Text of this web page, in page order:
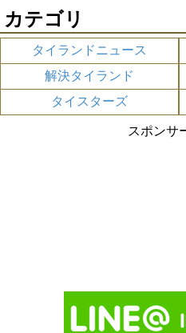
カテゴリ
タイランドニュース
解決タイランド
タイスターズ
スポンサ